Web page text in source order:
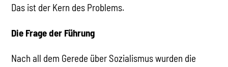
Das ist der Kern des Problems.
Die Frage der Führung
Nach all dem Gerede über Sozialismus wurden die